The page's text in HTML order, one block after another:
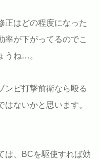
正はどの程度になった
率が下がってるのでこ
うね…。
ンビ打撃前衛なら殴る
ないかと思います。
は、BCを駆使すれば効